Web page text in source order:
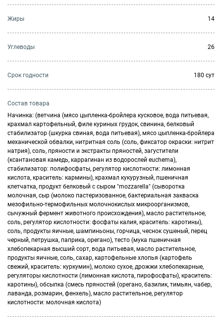
Жиры 14
Углеводы 26
Cрок годности 180 сут
Состав товара
Начинка: (ветчина (мясо цыпленка-бройлера кусковое, вода питьевая,
крахмал картофельный, филе куриных грудок, свинина, белковый
стабилизатор (шкурка свиная, вода питьевая), мясо цыпленка-бройлера
механической обвалки, нитритная соль (соль, фиксатор окраски: нитрит
натрия), соль, пряности и экстракты пряностей, загустители
(ксантановая камедь, каррагинан из водорослей euchеma),
стабилизатор: полифосфаты, регулятор кислотности: лимонная
кислота, краситель: кармины), крахмал кукурузный, пшеничная
клетчатка, продукт белковый с сыром "mozzarella" (сыворотка
молочная, сыр (молоко пастеризованное, бактериальная закваска
мезофильно-термофильных молочнокислых микроорганизмов,
сычужный фермент животного происхождения), масло растительное,
соль, регулятор кислотности: фосфаты калия, краситель: каротины),
соль, продукты яичные, шампиньоны, горчица, чеснок сушеный, перец
черный, петрушка, паприка, орегано), тесто (мука пшеничная
хлебопекарная высший сорт, вода питьевая, масло растительное,
продукты яичные, соль, сахар, картофельные хлопья (картофель
свежий, краситель: куркумин), молоко сухое, дрожжи хлебопекарные,
регуляторы кислотности (лимонная кислота, пирофосфаты), краситель:
каротины), обсыпка (смесь пряностей (орегано, базилик, тимьян, чабер,
лаванда, розмарин, фенхель), масло растительное, регулятор
кислотности: молочная кислота)